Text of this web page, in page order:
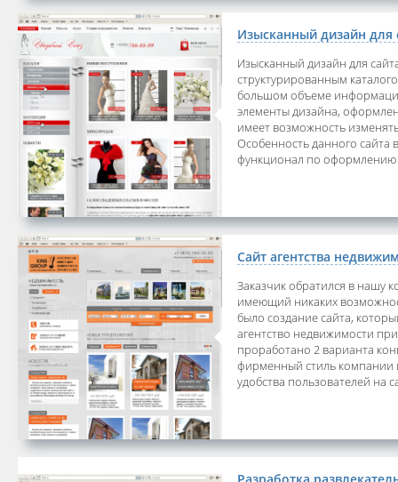
Изысканный дизайн для
Изысканный дизайн для
структурированным
большом объеме
элементы дизайна,
имеет возможность
Особенность данного сайта
функционал по оформлению
Сайт агентства
Заказчик обратился в нашу
имеющий никаких
было создание сайта,
агентство недвижимости
проработано 2 варианта
фирменный стиль компании
удобства пользователей на